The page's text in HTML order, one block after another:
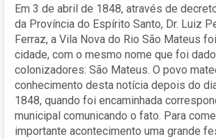
Em 3 de abril de 1848, através de
da Província do Espírito Santo, Dr. Luiz
Ferraz, a Vila Nova do Rio São Mateus
cidade, com o mesmo nome que foi
colonizadores: São Mateus. O povo
conhecimento desta notícia depois do
1848, quando foi encaminhada
municipal comunicando o fato. Para
importante acontecimento uma grande